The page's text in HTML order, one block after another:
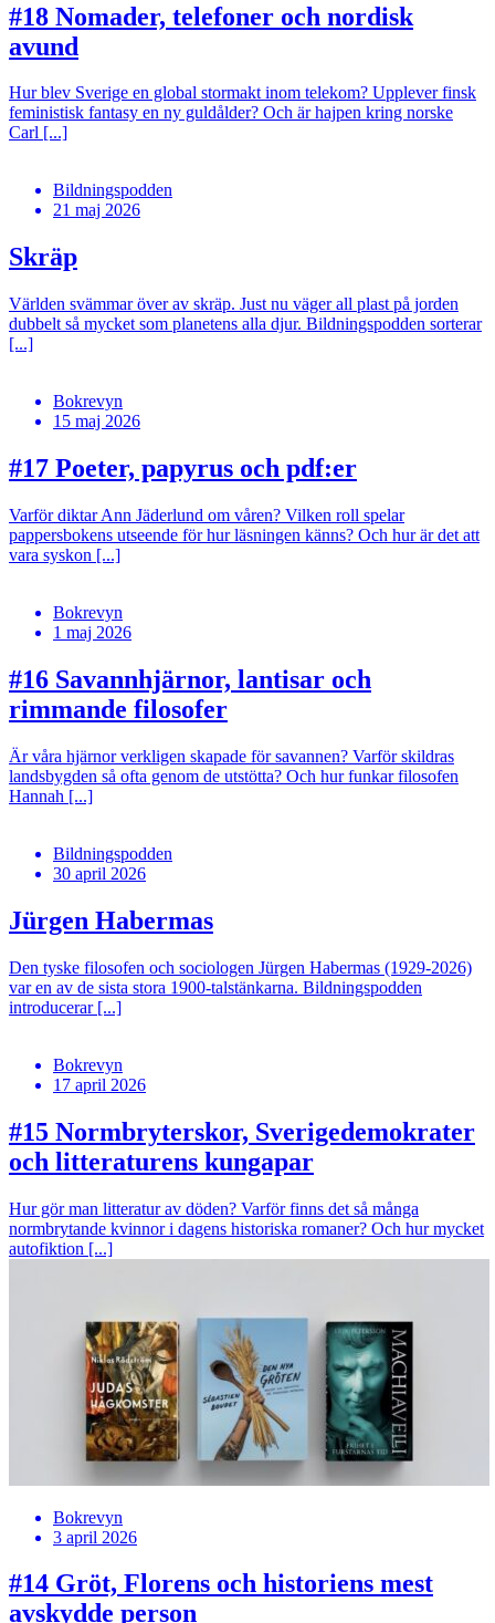
#18 Nomader, telefoner och nordisk
avund
Hur blev Sverige en global stormakt inom telekom? Upplever finsk
feministisk fantasy en ny guldålder? Och är hajpen kring norske
Carl [...]
Bildningspodden
21 maj 2026
Skräp
Världen svämmar över av skräp. Just nu väger all plast på jorden
dubbelt så mycket som planetens alla djur. Bildningspodden sorterar
[...]
Bokrevyn
15 maj 2026
#17 Poeter, papyrus och pdf:er
Varför diktar Ann Jäderlund om våren? Vilken roll spelar
pappersbokens utseende för hur läsningen känns? Och hur är det att
vara syskon [...]
Bokrevyn
1 maj 2026
#16 Savannhjärnor, lantisar och
rimmande filosofer
Är våra hjärnor verkligen skapade för savannen? Varför skildras
landsbygden så ofta genom de utstötta? Och hur funkar filosofen
Hannah [...]
Bildningspodden
30 april 2026
Jürgen Habermas
Den tyske filosofen och sociologen Jürgen Habermas (1929-2026)
var en av de sista stora 1900-talstänkarna. Bildningspodden
introducerar [...]
Bokrevyn
17 april 2026
#15 Normbryterskor, Sverigedemokrater
och litteraturens kungapar
Hur gör man litteratur av döden? Varför finns det så många
normbrytande kvinnor i dagens historiska romaner? Och hur mycket
autofiktion [...]
Bokrevyn
3 april 2026
#14 Gröt, Florens och historiens mest
avskydde person